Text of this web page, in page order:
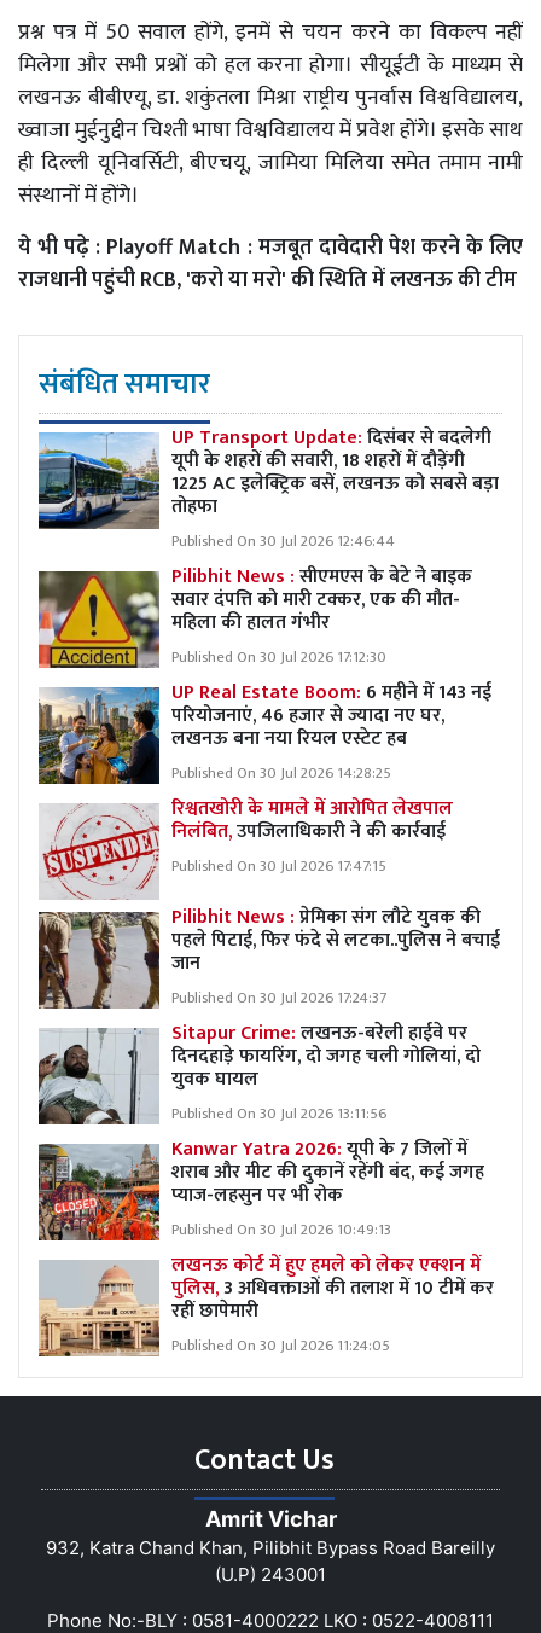
प्रश्न पत्र में 50 सवाल होंगे, इनमें से चयन करने का विकल्प नहीं
मिलेगा और सभी प्रश्नों को हल करना होगा। सीयूईटी के माध्यम से
लखनऊ बीबीएयू, डा. शकुंतला मिश्रा राष्ट्रीय पुनर्वास विश्वविद्यालय,
ख्वाजा मुईनुद्दीन चिश्ती भाषा विश्वविद्यालय में प्रवेश होंगे। इसके साथ
ही दिल्ली यूनिवर्सिटी, बीएचयू, जामिया मिलिया समेत तमाम नामी
संस्थानों में होंगे।
ये भी पढ़े : Playoff Match : मजबूत दावेदारी पेश करने के लिए
राजधानी पहुंची RCB, 'करो या मरो' की स्थिति में लखनऊ की टीम
संबंधित समाचार
UP Transport Update:दिसंबर से बदलेगी
यूपी के शहरों की सवारी, 18 शहरों में दौड़ेंगी
1225 AC इलेक्ट्रिक बसें, लखनऊ को सबसे बड़ा
तोहफा
Published On 30 Jul 2026 12:46:44
Pilibhit News :सीएमएस के बेटे ने बाइक
सवार दंपत्ति को मारी टक्कर, एक की मौत-
महिला की हालत गंभीर
Published On 30 Jul 2026 17:12:30
UP Real Estate Boom: 6 महीने में 143 नई
परियोजनाएं, 46 हजार से ज्यादा नए घर,
लखनऊ बना नया रियल एस्टेट हब
Published On 30 Jul 2026 14:28:25
रिश्वतखोरी के मामले में आरोपित लेखपाल
निलंबित,उपजिलाधिकारी ने की कार्रवाई
Published On 30 Jul 2026 17:47:15
Pilibhit News :प्रेमिका संग लौटे युवक की
पहले पिटाई, फिर फंदे से लटका..पुलिस ने बचाई
जान
Published On 30 Jul 2026 17:24:37
Sitapur Crime:लखनऊ-बरेली हाईवे पर
दिनदहाड़े फायरिंग, दो जगह चली गोलियां, दो
युवक घायल
Published On 30 Jul 2026 13:11:56
Kanwar Yatra 2026:यूपी के 7 जिलों में
शराब और मीट की दुकानें रहेंगी बंद, कई जगह
प्याज-लहसुन पर भी रोक
Published On 30 Jul 2026 10:49:13
लखनऊ कोर्ट में हुए हमले को लेकर एक्शन में
पुलिस,3 अधिवक्ताओं की तलाश में 10 टीमें कर
रहीं छापेमारी
Published On 30 Jul 2026 11:24:05
Contact Us
Amrit Vichar
932, Katra Chand Khan, Pilibhit Bypass Road Bareilly
(U.P) 243001
Phone No:-BLY : 0581-4000222 LKO : 0522-4008111